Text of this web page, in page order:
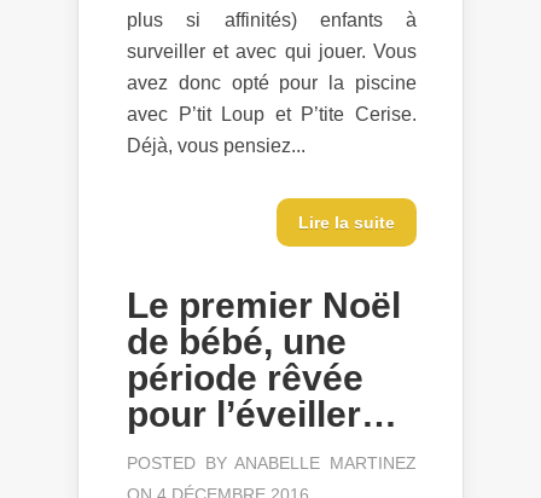
plus si affinités) enfants à
surveiller et avec qui jouer. Vous
avez donc opté pour la piscine
avec P’tit Loup et P’tite Cerise.
Déjà, vous pensiez...
Lire la suite
Le premier Noël
de bébé, une
période rêvée
pour l’éveiller…
POSTED BYANABELLE MARTINEZ